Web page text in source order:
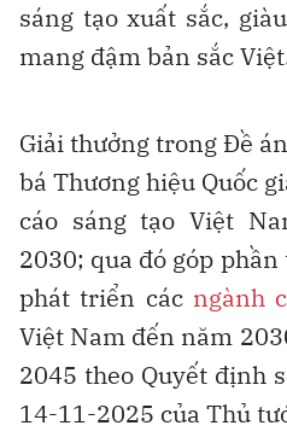
sáng tạo xuất sắc,
mang đậm bản sắc
Giải thưởng trong Đề
bá Thương hiệu Quốc
cáo sáng tạo Việt
2030; qua đó góp
phát triển các ngành
Việt Nam đến năm
2045 theo Quyết định
14-11-2025 của Thủ